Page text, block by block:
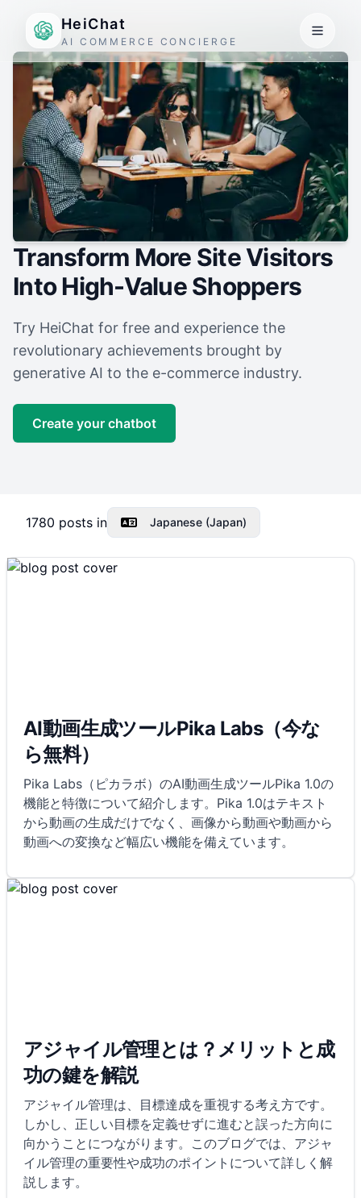
HeiChat
AI COMMERCE CONCIERGE
Transform More Site Visitors
Into High-Value Shoppers
Try HeiChat for free and experience the
revolutionary achievements brought by
generative AI to the e-commerce industry.
Create your chatbot
1780 posts in Japanese (Japan)
AI動画生成ツールPika Labs（今な
ら無料）
Pika Labs（ピカラボ）のAI動画生成ツールPika 1.0の
機能と特徴について紹介します。Pika 1.0はテキスト
から動画の生成だけでなく、画像から動画や動画から
動画への変換など幅広い機能を備えています。
アジャイル管理とは？メリットと成
功の鍵を解説
アジャイル管理は、目標達成を重視する考え方です。
しかし、正しい目標を定義せずに進むと誤った方向に
向かうことにつながります。このブログでは、アジャ
イル管理の重要性や成功のポイントについて詳しく解
説します。